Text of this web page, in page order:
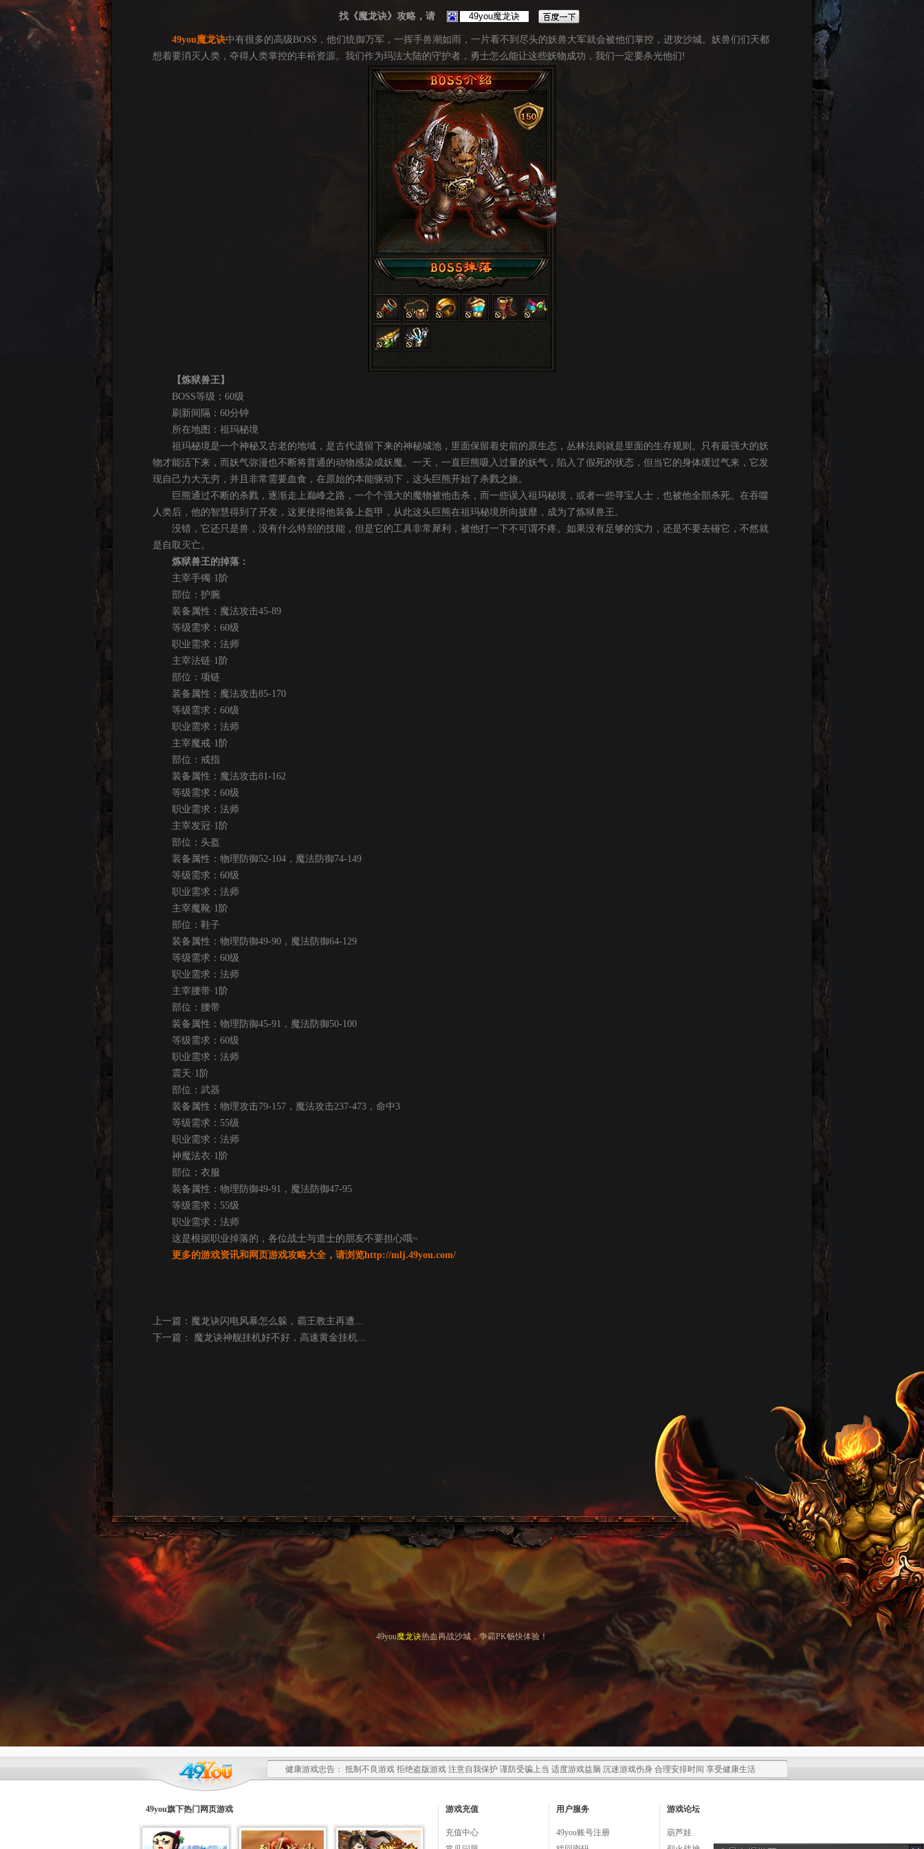
找《魔龙诀》攻略，请
49you魔龙诀中有很多的高级BOSS，他们统御万军，一挥手兽潮如雨，一片看不到尽头的妖兽大军就会被他们掌控，进攻沙城。妖兽们们天都
想着要消灭人类，夺得人类掌控的丰裕资源。我们作为玛法大陆的守护者，勇士怎么能让这些妖物成功，我们一定要杀光他们!
【炼狱兽王】
BOSS等级：60级
刷新间隔：60分钟
所在地图：祖玛秘境
祖玛秘境是一个神秘又古老的地域，是古代遗留下来的神秘城池，里面保留着史前的原生态，丛林法则就是里面的生存规则。只有最强大的妖
物才能活下来，而妖气弥漫也不断将普通的动物感染成妖魔。一天，一直巨熊吸入过量的妖气，陷入了假死的状态，但当它的身体缓过气来，它发
现自己力大无穷，并且非常需要血食，在原始的本能驱动下，这头巨熊开始了杀戮之旅。
巨熊通过不断的杀戮，逐渐走上巅峰之路，一个个强大的魔物被他击杀，而一些误入祖玛秘境，或者一些寻宝人士，也被他全部杀死。在吞噬
人类后，他的智慧得到了开发，这更使得他装备上盔甲，从此这头巨熊在祖玛秘境所向披靡，成为了炼狱兽王。
没错，它还只是兽，没有什么特别的技能，但是它的工具非常犀利，被他打一下不可谓不疼。如果没有足够的实力，还是不要去碰它，不然就
是自取灭亡。
炼狱兽王的掉落：
主宰手镯·1阶
部位：护腕
装备属性：魔法攻击45-89
等级需求：60级
职业需求：法师
主宰法链·1阶
部位：项链
装备属性：魔法攻击85-170
等级需求：60级
职业需求：法师
主宰魔戒·1阶
部位：戒指
装备属性：魔法攻击81-162
等级需求：60级
职业需求：法师
主宰发冠·1阶
部位：头盔
装备属性：物理防御52-104，魔法防御74-149
等级需求：60级
职业需求：法师
主宰魔靴·1阶
部位：鞋子
装备属性：物理防御49-90，魔法防御64-129
等级需求：60级
职业需求：法师
主宰腰带·1阶
部位：腰带
装备属性：物理防御45-91，魔法防御50-100
等级需求：60级
职业需求：法师
震天·1阶
部位：武器
装备属性：物理攻击79-157，魔法攻击237-473，命中3
等级需求：55级
职业需求：法师
神魔法衣·1阶
部位：衣服
装备属性：物理防御49-91，魔法防御47-95
等级需求：55级
职业需求：法师
这是根据职业掉落的，各位战士与道士的朋友不要担心哦~
更多的游戏资讯和网页游戏攻略大全，请浏览http://mlj.49you.com/
上一篇： 魔龙诀闪电风暴怎么躲，霸王教主再遭...
下一篇：
魔龙诀神舰挂机好不好，高速黄金挂机...
49you魔龙诀热血再战沙城，争霸PK畅快体验！
健康游戏忠告： 抵制不良游戏 拒绝盗版游戏 注意自我保护 谨防受骗上当 适度游戏益脑 沉迷游戏伤身 合理安排时间 享受健康生活
49you旗下热门 网页游戏 游戏充值
充值中心
用户服务
49you账号注册
游戏论坛
葫芦娃